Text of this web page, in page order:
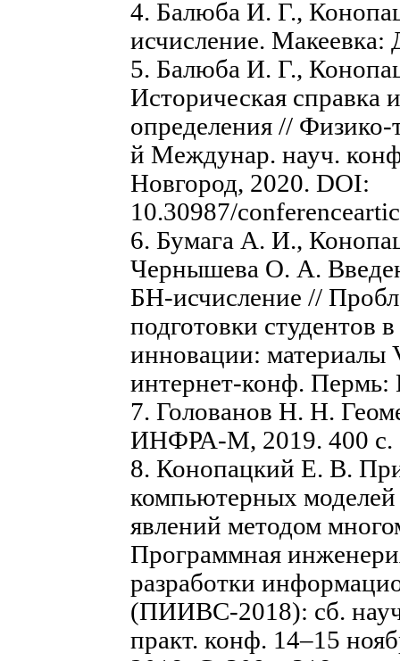
4. Балюба И. Г.,
исчисление.
5. Балюба И. Г.,
Историческая справка
определения //
й Междунар. науч.
Новгород, 2020. DOI:
10.30987/
6. Бумага А. И.,
Чернышева О. А.
БН-исчисление //
подготовки студентов
инновации:
интернет-конф.
7. Голованов Н. Н.
ИНФРА-М, 2019. 400 с.
8. Конопацкий Е. В.
компьютерных
явлений методом
Программная
разработки
(ПИИВС-2018): сб.
практ. конф. 14–15